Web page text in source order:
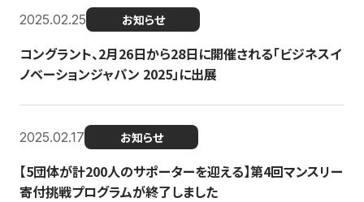
2025.02.25 お知らせ
コングラント、2月26日から28日に開催される「ビジネスイ
ノベーションジャパン 2025」に出展
2025.02.17 お知らせ
【5団体が計200人のサポーターを迎える】​​第4回マンスリー
寄付挑戦プログラムが終了しました